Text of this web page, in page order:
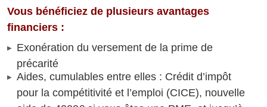
Vous bénéficiez de plusieurs avantages
financiers :
Exonération du versement de la prime de
précarité
Aides, cumulables entre elles : Crédit d’impôt
pour la compétitivité et l’emploi (CICE), nouvelle